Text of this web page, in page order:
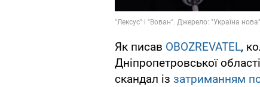
Як писав OBOZREVATEL,
Дніпропетровської
скандал із затриманням